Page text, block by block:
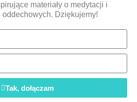
materiały o medytacji i
Dziękujemy!
Tak, dołączam